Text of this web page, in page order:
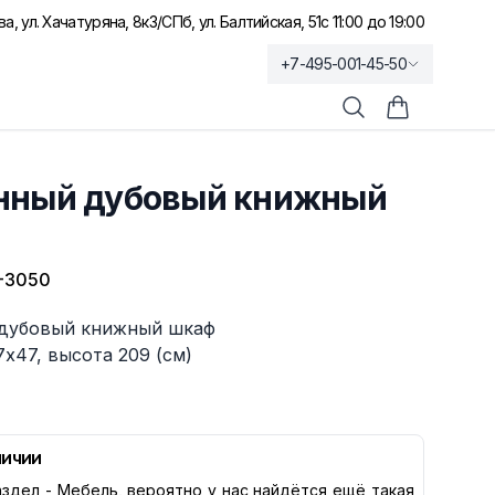
ул. Хачатуряна, 8к3/СПб, ул. Балтийская, 51с 11:00 до 19:00
+7-495-001-45-50
ПоискКорзина
дубовый книжный
книжный шкаф
высота 209 (см)
- Мебель , вероятно у нас найдётся ещё такая